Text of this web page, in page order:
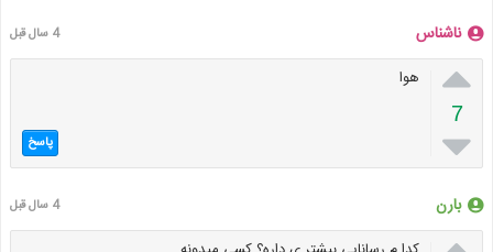
ناشناس 4 سال قبل

7

هوا
پاسخ
بارن 4 سال قبل